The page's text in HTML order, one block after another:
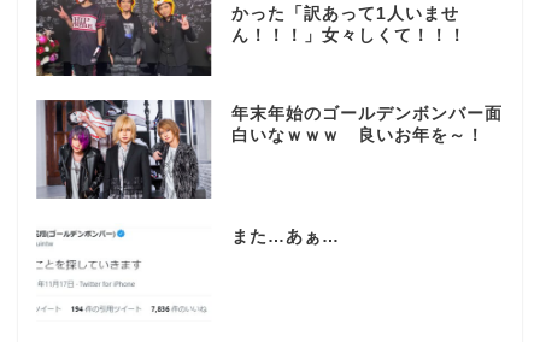
かった「訳あって1人いませ
ん！！！」女々しくて！！！
年末年始のゴールデンボンバー面
白いなｗｗｗ 良いお年を～！
また…あぁ…